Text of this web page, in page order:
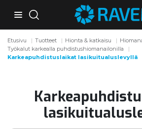
Etusivu Tuotteet Hionta & katkaisu
Työkalut karkealla puhdistushiomanailonilla
Karkeapuhdistuslaikat lasikuitualuslevyllä